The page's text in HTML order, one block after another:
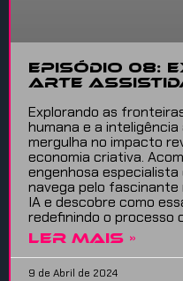
Episódio 08:
arte
Explorando as
humana e a
mergulha no impacto
economia criativa.
engenhosa
navega pelo
IA e descobre como
redefinindo o processo
LER MAIS »
9 de Abril de 2024